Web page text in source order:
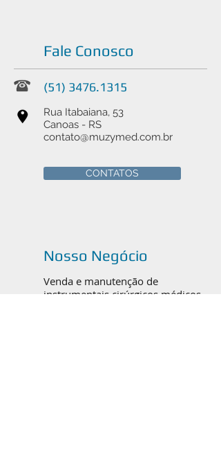
Fale Conosco
(51) 3476.1315
Rua Itabaiana, 53
Canoas - RS
contato@muzymed.com.br
Nosso Negócio
Venda e manutenção de
instrumentais cirúrgicos médicos,
CONTATOS